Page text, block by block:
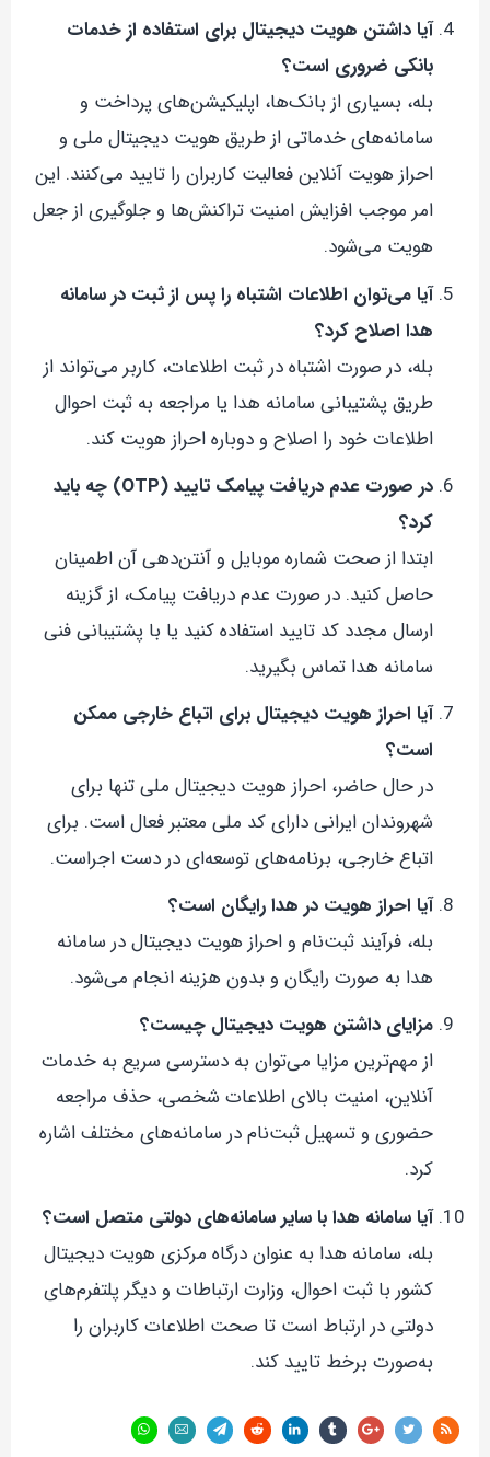
آیا داشتن هویت دیجیتال برای استفاده از خدمات
بانکی ضروری است؟
بله، بسیاری از بانک‌ها، اپلیکیشن‌های پرداخت و
سامانه‌های خدماتی از طریق هویت دیجیتال ملی و
احراز هویت آنلاین فعالیت کاربران را تایید می‌کنند. این
امر موجب افزایش امنیت تراکنش‌ها و جلوگیری از جعل
هویت می‌شود.
آیا می‌توان اطلاعات اشتباه را پس از ثبت در سامانه
هدا اصلاح کرد؟
بله، در صورت اشتباه در ثبت اطلاعات، کاربر می‌تواند از
طریق پشتیبانی سامانه هدا یا مراجعه به ثبت احوال
اطلاعات خود را اصلاح و دوباره احراز هویت کند.
در صورت عدم دریافت پیامک تایید (OTP) چه باید
کرد؟
ابتدا از صحت شماره موبایل و آنتن‌دهی آن اطمینان
حاصل کنید. در صورت عدم دریافت پیامک، از گزینه
ارسال مجدد کد تایید استفاده کنید یا با پشتیبانی فنی
سامانه هدا تماس بگیرید.
آیا احراز هویت دیجیتال برای اتباع خارجی ممکن
است؟
در حال حاضر، احراز هویت دیجیتال ملی تنها برای
شهروندان ایرانی دارای کد ملی معتبر فعال است. برای
اتباع خارجی، برنامه‌های توسعه‌ای در دست اجراست.
آیا احراز هویت در هدا رایگان است؟
بله، فرآیند ثبت‌نام و احراز هویت دیجیتال در سامانه
هدا به صورت رایگان و بدون هزینه انجام می‌شود.
مزایای داشتن هویت دیجیتال چیست؟
از مهم‌ترین مزایا می‌توان به دسترسی سریع به خدمات
آنلاین، امنیت بالای اطلاعات شخصی، حذف مراجعه
حضوری و تسهیل ثبت‌نام در سامانه‌های مختلف اشاره
کرد.
آیا سامانه هدا با سایر سامانه‌های دولتی متصل است؟
بله، سامانه هدا به عنوان درگاه مرکزی هویت دیجیتال
کشور با ثبت احوال، وزارت ارتباطات و دیگر پلتفرم‌های
دولتی در ارتباط است تا صحت اطلاعات کاربران را
به‌صورت برخط تایید کند.